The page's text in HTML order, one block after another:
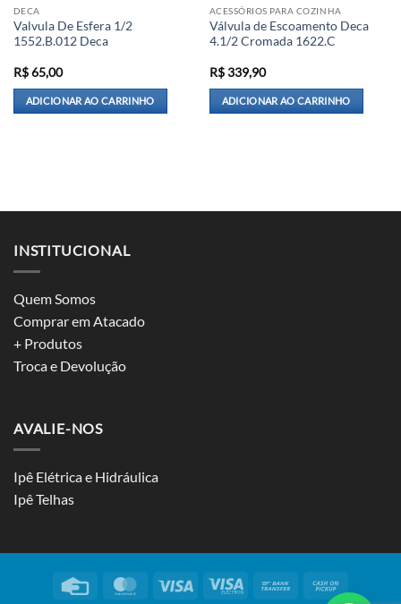
DECA
Valvula De Esfera 1/2
1552.B.012 Deca
R$65,00
ADICIONAR AO CARRINHO
ACESSÓRIOS PARA COZINHA
Válvula de Escoamento Deca
4.1/2 Cromada 1622.C
R$339,90
ADICIONAR AO CARRINHO
INSTITUCIONAL
Quem Somos
Comprar em Atacado
+ Produtos
Troca e Devolução
AVALIE-NOS
Ipê Elétrica e Hidráulica
Ipê Telhas
Credit
MasterCardVisa
Visa
Bank